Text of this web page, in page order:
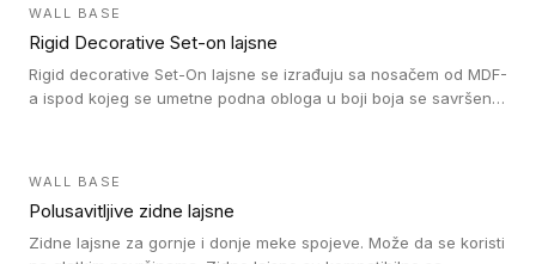
WALL BASE
Rigid Decorative Set-on lajsne
Rigid decorative Set-On lajsne se izrađuju sa nosačem od MDF-
a ispod kojeg se umetne podna obloga u boji boja se savršeno
WALL BASE
Polusavitljive zidne lajsne
Zidne lajsne za gornje i donje meke spojeve. Može da se koristi